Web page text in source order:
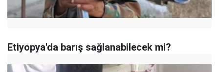
Etiyopya'da barış sağlanabilecek mi?